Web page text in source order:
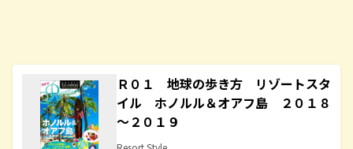
Ｒ０１ 地球の歩き方 リゾートスタ
イル ホノルル＆オアフ島 ２０１８
～２０１９